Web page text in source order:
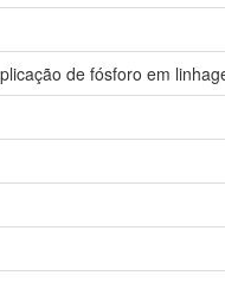
de fósforo em